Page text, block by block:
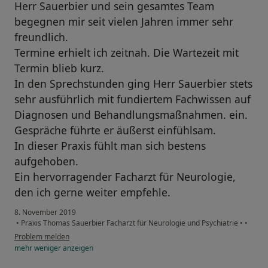
Herr Sauerbier und sein gesamtes Team
begegnen mir seit vielen Jahren immer sehr
freundlich.
Termine erhielt ich zeitnah. Die Wartezeit mit
Termin blieb kurz.
In den Sprechstunden ging Herr Sauerbier stets
sehr ausführlich mit fundiertem Fachwissen auf
Diagnosen und Behandlungsmaßnahmen. ein.
Gespräche führte er äußerst einfühlsam.
In dieser Praxis fühlt man sich bestens
aufgehoben.
Ein hervorragender Facharzt für Neurologie,
den ich gerne weiter empfehle.
8. November 2019
• Praxis Thomas Sauerbier Facharzt für Neurologie und Psychiatrie • •
Problem melden
mehrwenigeranzeigen